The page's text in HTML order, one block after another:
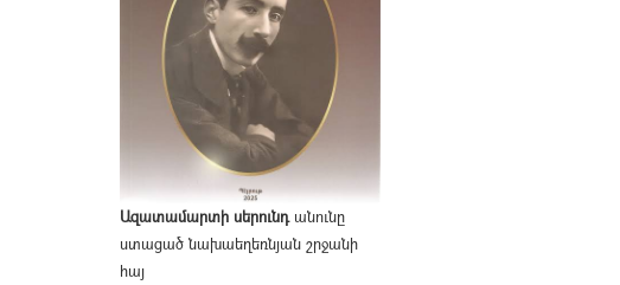
Ազատամարտի սերունդանունը
ստացած նախաեղեռնյան շրջանի
հայ